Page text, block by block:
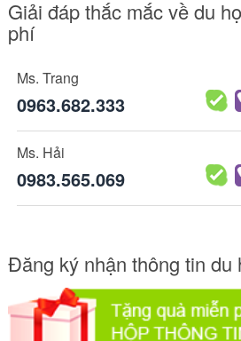
Giải đáp thắc mắc về du
phí
Ms. Trang
0963.682.333
Ms. Hải
0983.565.069
Đăng ký nhận thông tin du